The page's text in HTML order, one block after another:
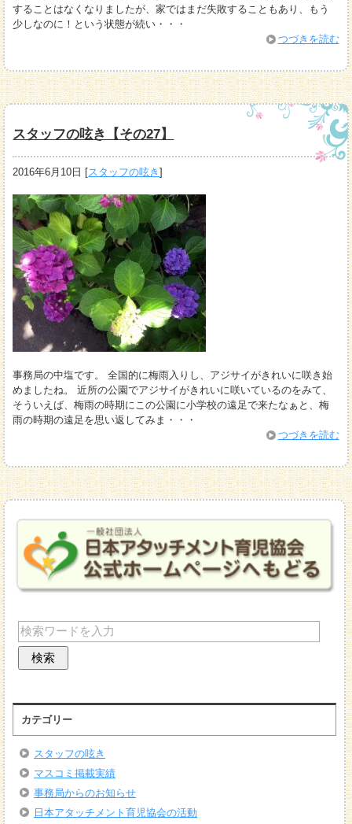
することはなくなりましたが、家ではまだ失敗することもあり、もう
少しなのに！という状態が続い・・・
つづきを読む
スタッフの呟き【その27】
2016年6月10日 [スタッフの呟き]
事務局の中塩です。 全国的に梅雨入りし、アジサイがきれいに咲き始
めましたね。 近所の公園でアジサイがきれいに咲いているのをみて、
そういえば、梅雨の時期にこの公園に小学校の遠足で来たなぁと、梅
雨の時期の遠足を思い返してみま・・・
つづきを読む
カテゴリー
スタッフの呟き
マスコミ掲載実績
事務局からのお知らせ
日本アタッチメント育児協会の活動